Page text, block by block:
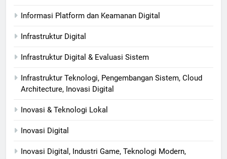
Informasi Platform dan Keamanan Digital
Infrastruktur Digital
Infrastruktur Digital & Evaluasi Sistem
Infrastruktur Teknologi, Pengembangan Sistem, Cloud
Architecture, Inovasi Digital
Inovasi & Teknologi Lokal
Inovasi Digital
Inovasi Digital, Industri Game, Teknologi Modern,